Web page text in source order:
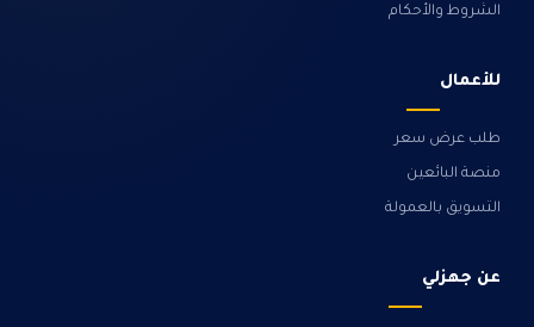
الشروط والأحكام
للأعمال
طلب عرض سعر
منصة البائعين
التسويق بالعمولة
عن جهزلي